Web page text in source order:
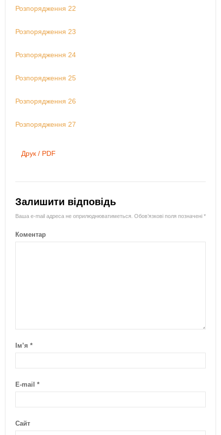
Розпорядження 22
Розпорядження 23
Розпорядження 24
Розпорядження 25
Розпорядження 26
Розпорядження 27
Друк / PDF
Залишити відповідь
Ваша e-mail адреса не оприлюднюватиметься. Обов’язкові поля позначені *
Коментар
Ім’я *
E-mail *
Сайт